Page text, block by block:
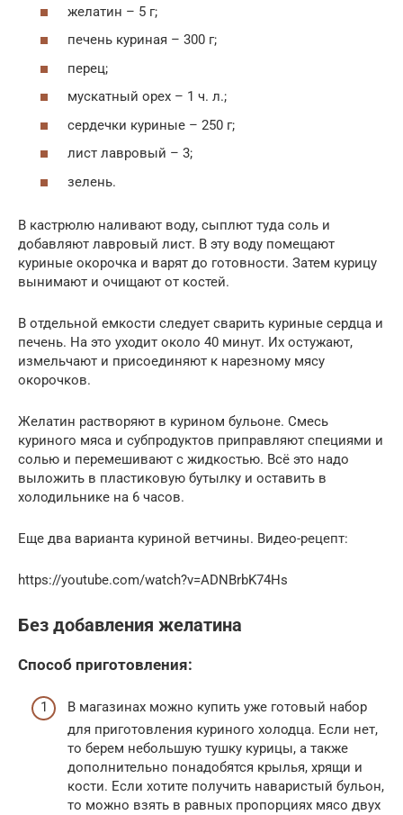
желатин – 5 г;
печень куриная – 300 г;
перец;
мускатный орех – 1 ч. л.;
сердечки куриные – 250 г;
лист лавровый – 3;
зелень.
В кастрюлю наливают воду, сыплют туда соль и
добавляют лавровый лист. В эту воду помещают
куриные окорочка и варят до готовности. Затем курицу
вынимают и очищают от костей.
В отдельной емкости следует сварить куриные сердца и
печень. На это уходит около 40 минут. Их остужают,
измельчают и присоединяют к нарезному мясу
окорочков.
Желатин растворяют в курином бульоне. Смесь
куриного мяса и субпродуктов приправляют специями и
солью и перемешивают с жидкостью. Всё это надо
выложить в пластиковую бутылку и оставить в
холодильнике на 6 часов.
Еще два варианта куриной ветчины. Видео-рецепт:
https://youtube.com/watch?v=ADNBrbK74Hs
Без добавления желатина
Способ приготовления:
В магазинах можно купить уже готовый набор
для приготовления куриного холодца. Если нет,
то берем небольшую тушку курицы, а также
дополнительно понадобятся крылья, хрящи и
кости. Если хотите получить наваристый бульон,
то можно взять в равных пропорциях мясо двух